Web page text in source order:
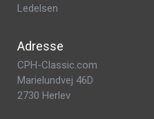
Ledelsen
Adresse
CPH-Classic.com
Marielundvej 46D
2730 Herlev